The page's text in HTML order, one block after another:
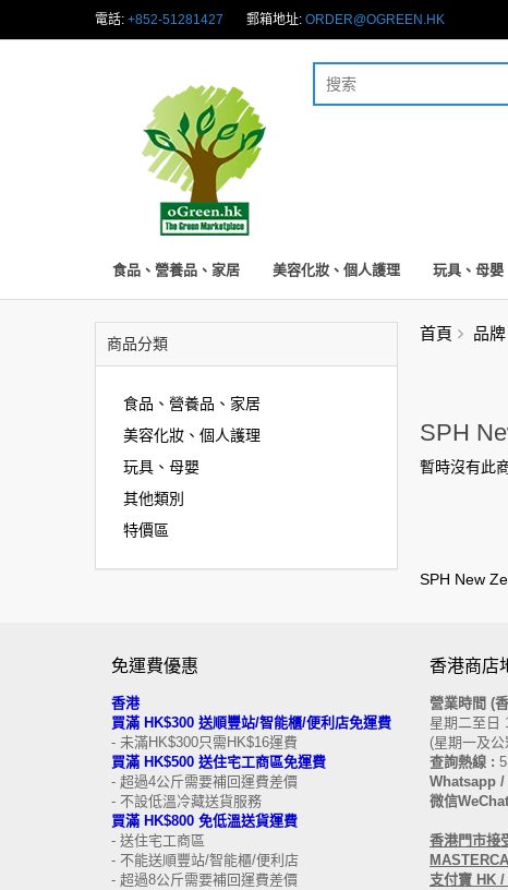
電話: +852-51281427 郵箱地址: ORDER@OGREEN.HK
食品、營養品、家居 美容化妝、個人護理 玩具、母嬰
商品分類
食品、營養品、家居
美容化妝、個人護理
玩具、母嬰
其他類別
特價區
首頁 品牌
SPH
暫時沒有此
SPH New
免運費優惠
香港
買滿 HK$300 送順豐站/智能櫃/便利店免運費
- 未滿HK$300只需HK$16運費
買滿 HK$500 送住宅工商區免運費
- 超過4公斤需要補回運費差價
- 不設低溫冷藏送貨服務
買滿 HK$800 免低溫送貨運費
- 送住宅工商區
- 不能送順豐站/智能櫃/便利店
- 超過8公斤需要補回運費差價
香港商店
營業時間 (
星期二至日
(星期一及
查詢熱線 :
Whatsapp
微信
香港門市接
支付寶 HK